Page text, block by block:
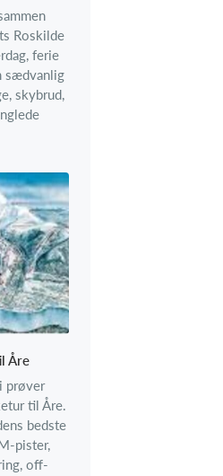
Roskilde
ferie
sædvanlig
skybrud,
Åre
prøver
til Åre.
bedste
pister,
off-